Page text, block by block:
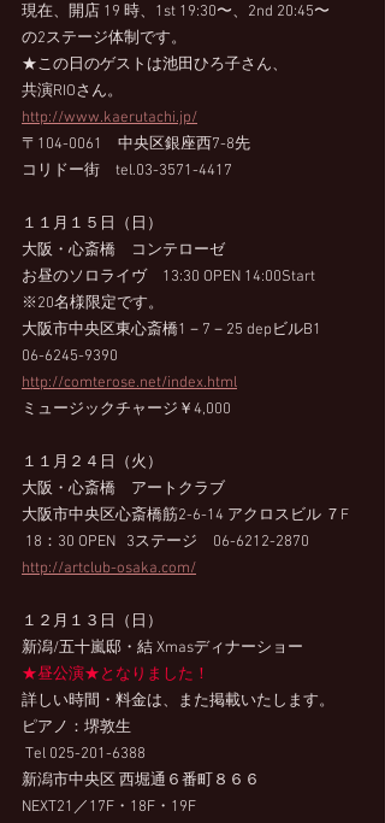
現在、開店 19 時、1st 19:30〜、2nd 20:45〜
の2ステージ体制です。
★この日のゲストは池田ひろ子さん、
共演RIOさん。
http://www.kaerutachi.jp/
〒104-0061　中央区銀座西7-8先
コリドー街　tel.03-3571-4417
１１月１５日（日）
大阪・心斎橋　コンテローゼ
お昼のソロライヴ　13:30 OPEN 14:00Start
※20名様限定です。
大阪市中央区東心斎橋1－7－25 depビルB1
06-6245-9390
http://comterose.net/index.html
ミュージックチャージ￥4,000
１１月２４日（火）
大阪・心斎橋　アートクラブ
大阪市中央区心斎橋筋2-6-14 アクロスビル ７F
18：30 OPEN   3ステージ　06-6212-2870
http://artclub-osaka.com/
１２月１３日（日）
新潟/五十嵐邸・結 Xmasディナーショー
★昼公演★となりました！
詳しい時間・料金は、また掲載いたします。
ピアノ：堺敦生
Tel 025-201-6388
新潟市中央区 西堀通６番町８６６
NEXT21／17F・18F・19F